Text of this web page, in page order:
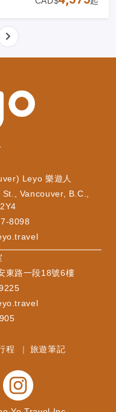
客可視體力與需求隨
/「胖瑪麗」）
留數日，深入探索首
產地位的老城區哈瓦
全的古老習俗。
Leyo 樂遊人
Vancouver, B.C.,
8098
東路一段18號6樓
程 旅遊筆記